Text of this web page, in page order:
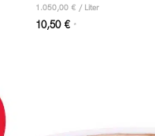
1.050,00 € / Liter
10,50 € *